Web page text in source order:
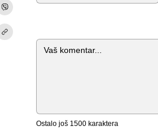
Komentar
Ostalo još 1500 karaktera